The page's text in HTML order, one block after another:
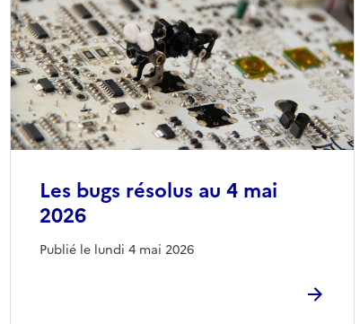
Les bugs résolus au 4 mai
2026
Publié le lundi 4 mai 2026